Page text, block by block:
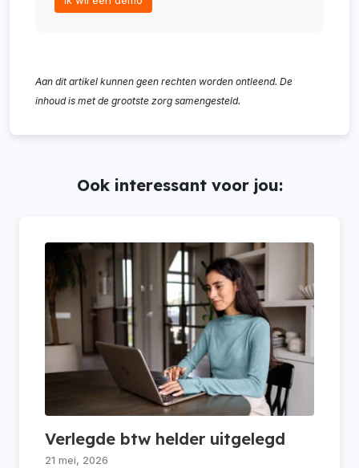
Aan dit artikel kunnen geen rechten worden ontleend. De
inhoud is met de grootste zorg samengesteld.
Ook interessant voor jou:
Verlegde btw helder uitgelegd
21 mei, 2026